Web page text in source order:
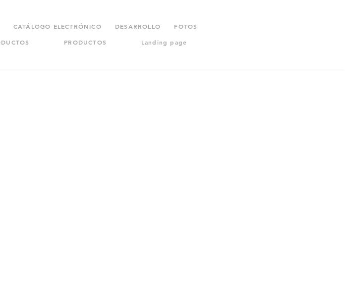
CATÁLOGO ELECTRÓNICO DESARROLLO
FOTOS
PRODUCTOS Landing page